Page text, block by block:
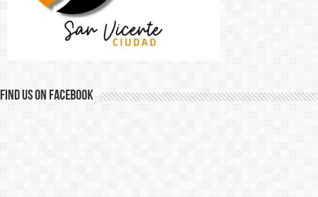
Find us on Facebook